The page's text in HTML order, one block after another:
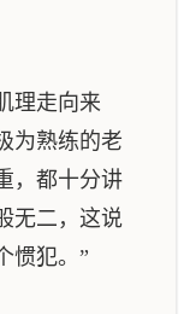
理走向来
为熟练的老
，都十分讲
无二，这说
惯犯。”